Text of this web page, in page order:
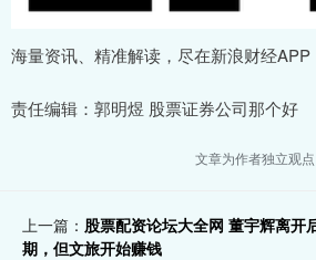
海量资讯、精准解读，尽在新浪财经APP
责任编辑：郭明煜 股票证券公司那个好
文章为作者独立观
上一篇： 股票配资论坛大全网 董宇辉离开
期，但文旅开始赚钱